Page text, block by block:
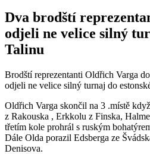
Dva brodští
odjeli ne velice silný
Talinu
Brodští reprezentanti Oldřich Varga
odjeli ne velice silný turnaj do
Oldřich Varga skončil na 3 .místě
z Rakouska , Erkkolu z Finska,
třetím kole prohrál s ruským
Dále Olda porazil Edsberga ze
Denisova.